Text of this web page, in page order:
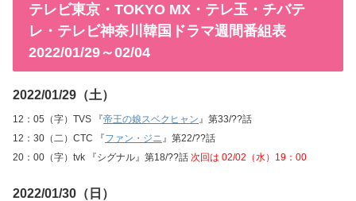
テレビ東京・TOKYO MX・テレ玉・チバテ
レ・テレビ神奈川韓国ドラマ週間番組表
2022/01/29～02/04
2022/01/29（土）
12：05（字）TVS 『帝王の娘スベクヒャン』第33/??話
12：30（二）CTC 『ファン・ジニ』第22/??話
20：00（字）tvk 『シグナル』第18/??話 次回は 02/02（水）19：00
2022/01/30（日）